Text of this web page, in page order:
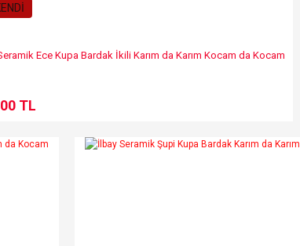
Ece Kupa Bardak İkili Karım da Karım Kocam da Kocam
TL